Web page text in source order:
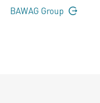
BAWAG Group